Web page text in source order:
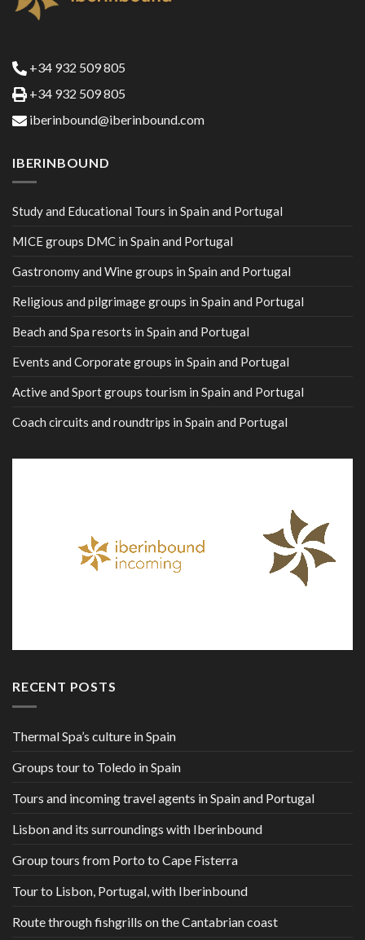
+34 932 509 805
+34 932 509 805
iberinbound@iberinbound.com
IBERINBOUND
Study and Educational Tours in Spain and Portugal
MICE groups DMC in Spain and Portugal
Gastronomy and Wine groups in Spain and Portugal
Religious and pilgrimage groups in Spain and Portugal
Beach and Spa resorts in Spain and Portugal
Events and Corporate groups in Spain and Portugal
Active and Sport groups tourism in Spain and Portugal
Coach circuits and roundtrips in Spain and Portugal
RECENT POSTS
Thermal Spa’s culture in Spain
Groups tour to Toledo in Spain
Tours and incoming travel agents in Spain and Portugal
Lisbon and its surroundings with Iberinbound
Group tours from Porto to Cape Fisterra
Tour to Lisbon, Portugal, with Iberinbound
Route through fishgrills on the Cantabrian coast